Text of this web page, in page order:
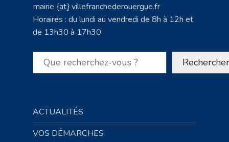
mairie {at} villefranchederouergue.fr
Horaires : du lundi au vendredi de 8h à 12h et
de 13h30 à 17h30
Rechercher Rechercher
ACTUALITÉS
VOS DÉMARCHES